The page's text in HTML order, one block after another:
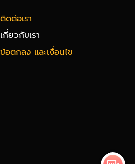
ติดต่อเรา
เกี่ยวกับเรา
ข้อตกลง และเงื่อนไข